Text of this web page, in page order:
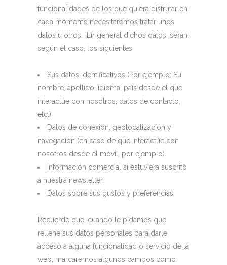
funcionalidades de los que quiera disfrutar en
cada momento necesitaremos tratar unos
datos u otros. En general dichos datos, serán,
según el caso, los siguientes:
Sus datos identificativos (Por ejemplo: Su
nombre, apellido, idioma, país desde el que
interactúe con nosotros, datos de contacto,
etc.)
Datos de conexión, geolocalización y
navegación (en caso de que interactúe con
nosotros desde el móvil, por ejemplo).
Información comercial si estuviera suscrito
a nuestra newsletter.
Datos sobre sus gustos y preferencias.
Recuerde que, cuando le pidamos que
rellene sus datos personales para darle
acceso a alguna funcionalidad o servicio de la
web, marcaremos algunos campos como